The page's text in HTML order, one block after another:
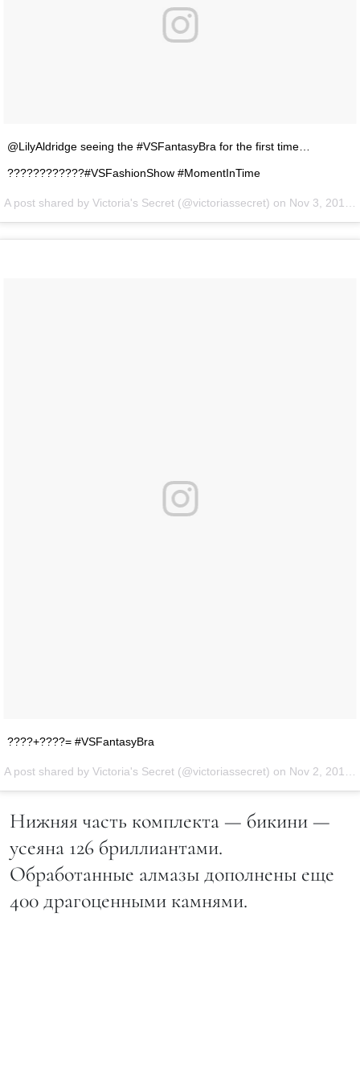
@LilyAldridge seeing the #VSFantasyBra for the first time…
????????????#VSFashionShow #MomentInTime
A post shared by Victoria's Secret (@victoriassecret) on Nov 3, 2015 at 8:09am PST
????+????= #VSFantasyBra
A post shared by Victoria's Secret (@victoriassecret) on Nov 2, 2015 at 2:50pm PST
Нижняя часть комплекта — бикини —
усеяна 126 бриллиантами.
Обработанные алмазы дополнены еще
400 драгоценными камнями.